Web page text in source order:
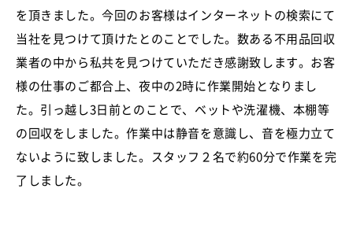
を頂きました。今回のお客様はインターネットの検索にて
当社を見つけて頂けたとのことでした。数ある不用品回収
業者の中から私共を見つけていただき感謝致します。お客
様の仕事のご都合上、夜中の2時に作業開始となりまし
た。引っ越し3日前とのことで、ベットや洗濯機、本棚等
の回収をしました。作業中は静音を意識し、音を極力立て
ないように致しました。スタッフ２名で約60分で作業を完
了しました。